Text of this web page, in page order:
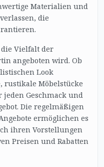
Materialien und
die
Vielfalt der
angeboten wird. Ob
Look
rustikale Möbelstücke
Geschmack und
Die regelmäßigen
ermöglichen es
ihren Vorstellungen
Preisen und Rabatten